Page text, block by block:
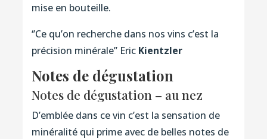
mise en bouteille.
‘’Ce qu’on recherche dans nos vins c’est la
précision minérale’’ Eric Kientzler
Notes de dégustation
Notes de dégustation – au nez
D’emblée dans ce vin c’est la sensation de
minéralité qui prime avec de belles notes de